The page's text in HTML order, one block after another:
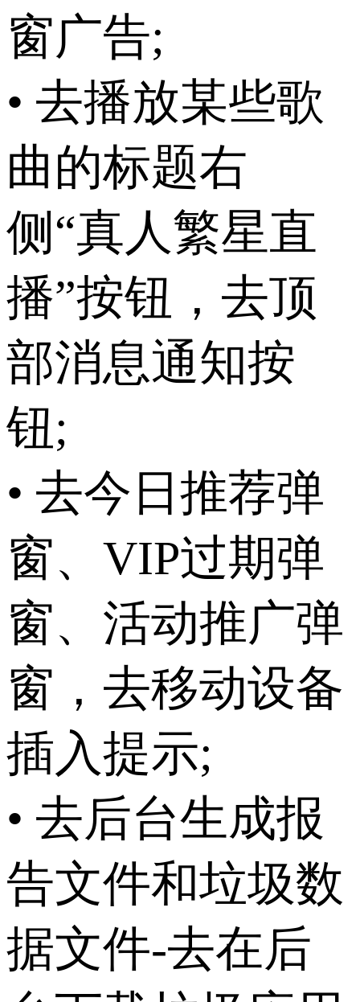
窗广告;
• 去播放某些歌
曲的标题右
侧“真人繁星直
播”按钮，去顶
部消息通知按
钮;
• 去今日推荐弹
窗、VIP过期弹
窗、活动推广弹
窗，去移动设备
插入提示;
• 去后台生成报
告文件和垃圾数
据文件-去在后